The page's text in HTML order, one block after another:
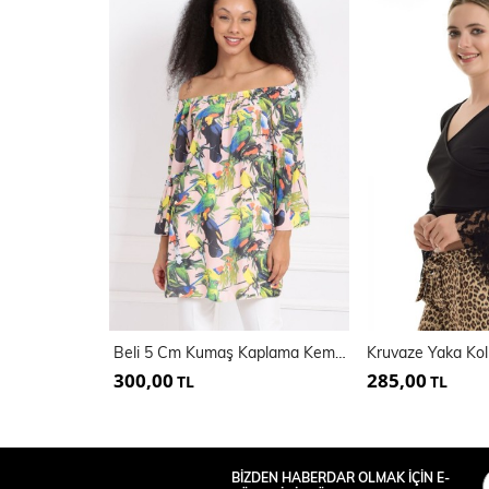
Beli 5 Cm Kumaş Kaplama Kemerli Yaka Lastikli Bluz | Blz32651
300,00 TL 285,00 TL
BİZDEN HABERDAR OLMAK İÇİN E-